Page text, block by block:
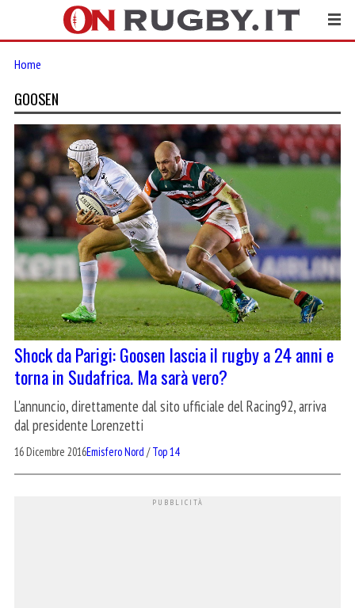
Home
GOOSEN
Shock da Parigi: Goosen lascia il rugby a 24 anni e
torna in Sudafrica. Ma sarà vero?
L'annuncio, direttamente dal sito ufficiale del Racing92, arriva
dal presidente Lorenzetti
16 Dicembre 2016Emisfero Nord /Top 14